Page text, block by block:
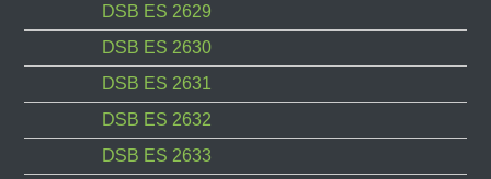
DSB ES 2629
DSB ES 2630
DSB ES 2631
DSB ES 2632
DSB ES 2633